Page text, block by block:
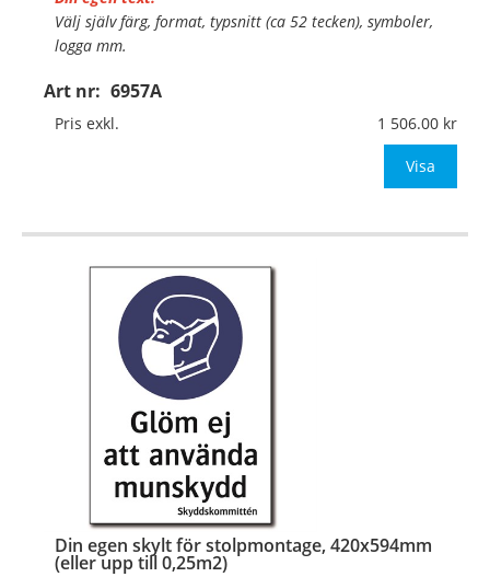
Art nr: 6957A
Välj själv färg, format, typsnitt (ca 52 tecken), symboler,
logga mm.
Material:Plan aluminium, 0,7mm (väggmontage)
Mått:420x594mm (eller annat mått upp till 0,25m²)
Pris exkl. 1 506.00
Visa
Din egen skylt för stolpmontage, 420x594mm
(eller upp till 0,25m2)